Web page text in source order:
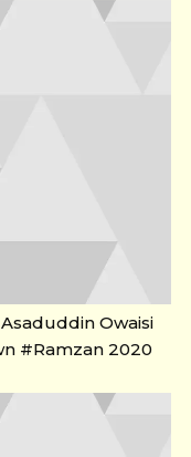
Asaduddin Owaisi
#Ramzan 2020